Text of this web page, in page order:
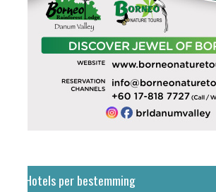
Hotels per bestemming